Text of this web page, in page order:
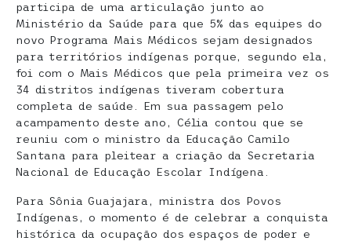
participa de uma articulação junto ao
Ministério da Saúde para que 5% das equipes do
novo Programa Mais Médicos sejam designados
para territórios indígenas porque, segundo ela,
foi com o Mais Médicos que pela primeira vez os
34 distritos indígenas tiveram cobertura
completa de saúde. Em sua passagem pelo
acampamento deste ano, Célia contou que se
reuniu com o ministro da Educação Camilo
Santana para pleitear a criação da Secretaria
Nacional de Educação Escolar Indígena.
Para Sônia Guajajara, ministra dos Povos
Indígenas, o momento é de celebrar a conquista
histórica da ocupação dos espaços de poder e